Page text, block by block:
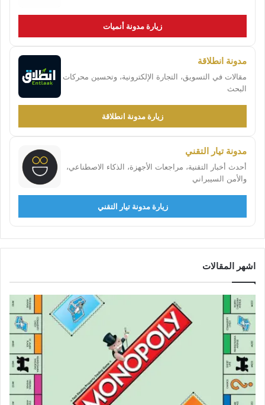
زيارة مدونة أنميات
مدونة انطلاقة
مقالات في التسويق، التجارة الإلكترونية، وتحسين محركات
البحث
زيارة مدونة انطلاقة
مدونة تيار التقني
أحدث أخبار التقنية، مراجعات الأجهزة، الذكاء الاصطناعي،
والأمن السيبراني
زيارة مدونة تيار التقني
اشهر المقالات